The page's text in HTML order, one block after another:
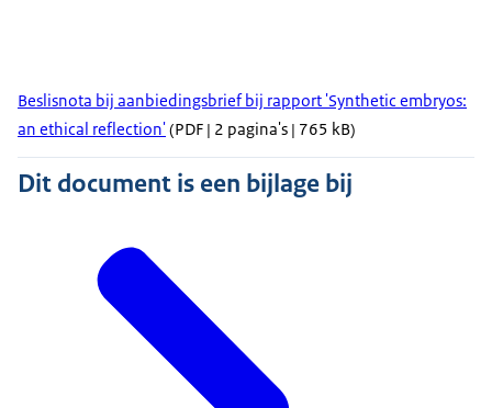
Beslisnota bij aanbiedingsbrief bij rapport 'Synthetic embryos:
an ethical reflection'(PDF | 2 pagina's | 765 kB)
Dit document is een bijlage bij